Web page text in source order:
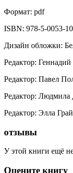
Формат: pdf
ISBN: 978-5-0053-
Дизайн обложки:
Редактор: Геннадий
Редактор: Павел
Редактор: Людмила
Редактор: Элла
отзывы
У этой книги ещё
Оцените книгу